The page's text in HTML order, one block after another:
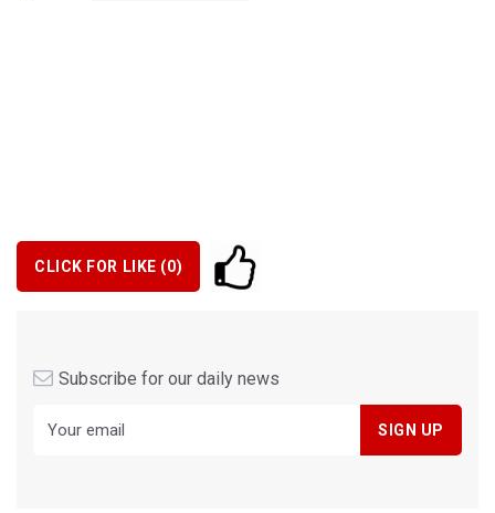
CLICK FOR LIKE (0)
Subscribe for our daily news